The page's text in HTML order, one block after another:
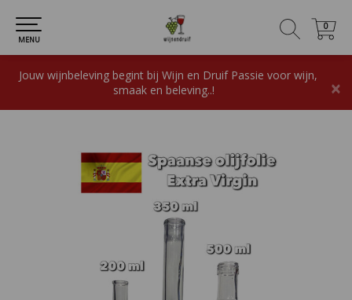
0
0
MENU
Jouw wijnbeleving begint bij Wijn en Druif Passie voor wijn,
smaak en beleving..!
×